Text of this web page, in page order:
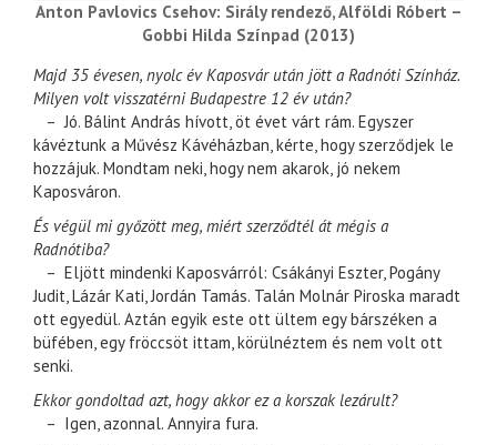
Anton Pavlovics Csehov: Sirály rendező, Alföldi Róbert –
Gobbi Hilda Színpad (2013)
Majd 35 évesen, nyolc év Kaposvár után jött a Radnóti Színház.
Milyen volt visszatérni Budapestre 12 év után?
– Jó. Bálint András hívott, öt évet várt rám. Egyszer
kávéztunk a Művész Kávéházban, kérte, hogy szerződjek le
hozzájuk. Mondtam neki, hogy nem akarok, jó nekem
Kaposváron.
És végül mi győzött meg, miért szerződtél át mégis a
Radnótiba?
– Eljött mindenki Kaposvárról: Csákányi Eszter, Pogány
Judit, Lázár Kati, Jordán Tamás. Talán Molnár Piroska maradt
ott egyedül. Aztán egyik este ott ültem egy bárszéken a
büfében, egy fröccsöt ittam, körülnéztem és nem volt ott
senki.
Ekkor gondoltad azt, hogy akkor ez a korszak lezárult?
– Igen, azonnal. Annyira fura.